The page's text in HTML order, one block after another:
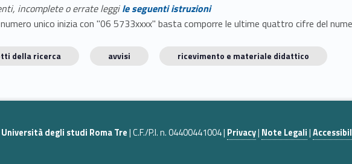
incomplete o errate leggile seguenti istruzioni
unico inizia con "06 5733xxxx" basta comporre le ultime quattro cifre del
della ricerca avvisi ricevimento e materiale didattico
Università degli studi Roma Tre| C.F./P.I. n. 04400441004 | Privacy| Note Legali|